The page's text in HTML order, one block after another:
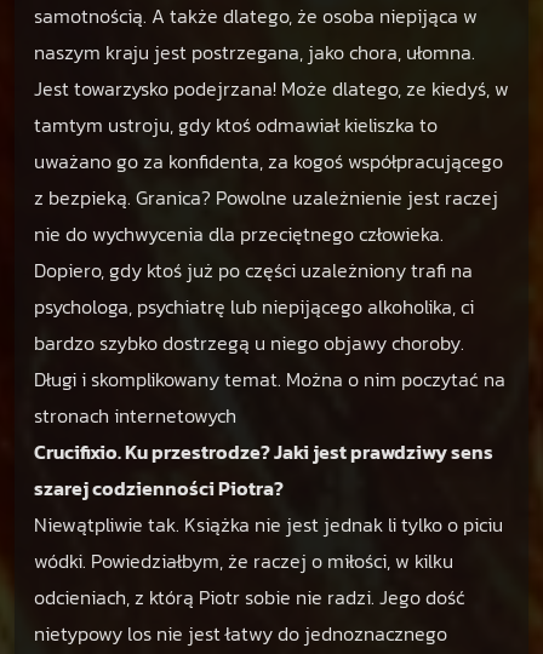
samotnością. A także dlatego, że osoba niepijąca w
naszym kraju jest postrzegana, jako chora, ułomna.
Jest towarzysko podejrzana! Może dlatego, ze kiedyś, w
tamtym ustroju, gdy ktoś odmawiał kieliszka to
uważano go za konfidenta, za kogoś współpracującego
z bezpieką. Granica? Powolne uzależnienie jest raczej
nie do wychwycenia dla przeciętnego człowieka.
Dopiero, gdy ktoś już po części uzależniony trafi na
psychologa, psychiatrę lub niepijącego alkoholika, ci
bardzo szybko dostrzegą u niego objawy choroby.
Długi i skomplikowany temat. Można o nim poczytać na
stronach internetowych
Crucifixio. Ku przestrodze? Jaki jest prawdziwy sens
szarej codzienności Piotra?
Niewątpliwie tak. Książka nie jest jednak li tylko o piciu
wódki. Powiedziałbym, że raczej o miłości, w kilku
odcieniach, z którą Piotr sobie nie radzi. Jego dość
nietypowy los nie jest łatwy do jednoznacznego